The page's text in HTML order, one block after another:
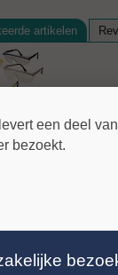
artikelen
een deel
bezoekt.